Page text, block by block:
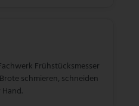
Frühstücksmesser
schmieren, schneiden